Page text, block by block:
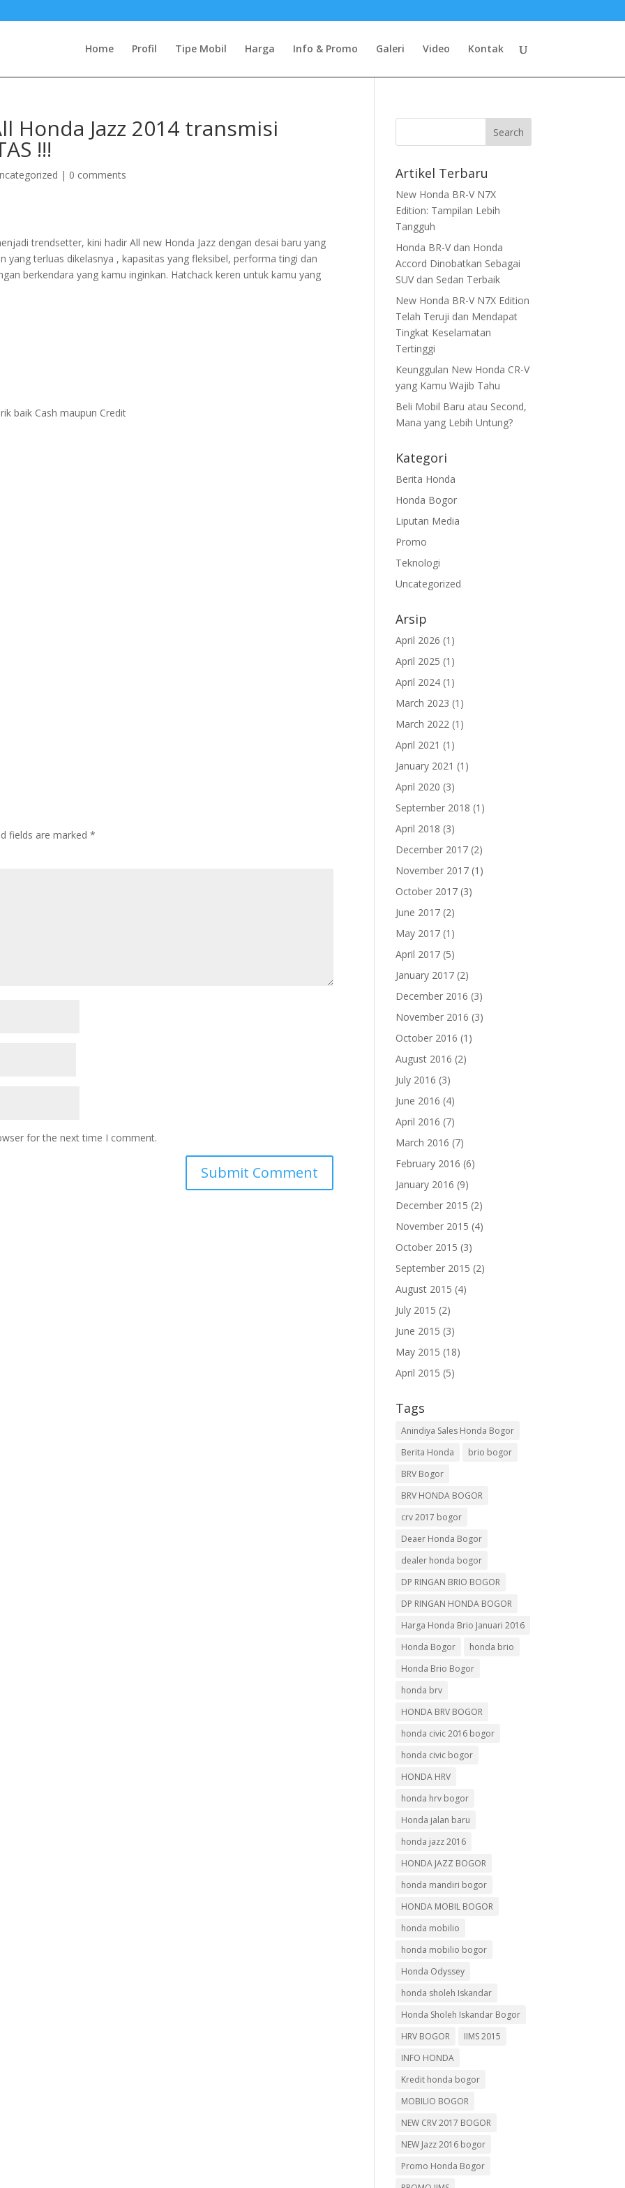
Home Profil Tipe Mobil Harga Info & Promo Galeri Video Kontak
Honda Jazz 2014 transmisi
!!!
| 0 comments
trendsetter, kini hadir All new Honda Jazz dengan desai baru yang
yang terluas dikelasnya , kapasitas yang fleksibel, performa tingi dan
berkendara yang kamu inginkan. Hatchack keren untuk kamu yang
baik Cash maupun Credit
fields are marked*
for the next time I comment.
Artikel Terbaru
New Honda BR-V N7X
Edition: Tampilan Lebih
Tangguh
Honda BR-V dan Honda
Accord Dinobatkan Sebagai
SUV dan Sedan Terbaik
New Honda BR-V N7X Edition
Telah Teruji dan Mendapat
Tingkat Keselamatan
Tertinggi
Keunggulan New Honda CR-V
yang Kamu Wajib Tahu
Beli Mobil Baru atau Second,
Mana yang Lebih Untung?
Kategori
Berita Honda
Honda Bogor
Liputan Media
Promo
Teknologi
Uncategorized
Arsip
April 2026 (1)
April 2025 (1)
April 2024 (1)
March 2023 (1)
March 2022 (1)
April 2021 (1)
January 2021 (1)
April 2020 (3)
September 2018 (1)
April 2018 (3)
December 2017 (2)
November 2017 (1)
October 2017 (3)
June 2017 (2)
May 2017 (1)
April 2017 (5)
January 2017 (2)
December 2016 (3)
November 2016 (3)
October 2016 (1)
August 2016 (2)
July 2016 (3)
June 2016 (4)
April 2016 (7)
March 2016 (7)
February 2016 (6)
January 2016 (9)
December 2015 (2)
November 2015 (4)
October 2015 (3)
September 2015 (2)
August 2015 (4)
July 2015 (2)
June 2015 (3)
May 2015 (18)
April 2015 (5)
Tags
Anindiya Sales Honda Bogor
Berita Honda
brio bogor
BRV Bogor
BRV HONDA BOGOR
crv 2017 bogor
Deaer Honda Bogor
dealer honda bogor
DP RINGAN BRIO BOGOR
DP RINGAN HONDA BOGOR
Harga Honda Brio Januari 2016
Honda Bogor
honda brio
Honda Brio Bogor
honda brv
HONDA BRV BOGOR
honda civic 2016 bogor
honda civic bogor
HONDA HRV
honda hrv bogor
Honda jalan baru
honda jazz 2016
HONDA JAZZ BOGOR
honda mandiri bogor
HONDA MOBIL BOGOR
honda mobilio
honda mobilio bogor
Honda Odyssey
honda sholeh Iskandar
Honda Sholeh Iskandar Bogor
HRV BOGOR
IIMS 2015
INFO HONDA
Kredit honda bogor
MOBILIO BOGOR
NEW CRV 2017 BOGOR
NEW Jazz 2016 bogor
Promo Honda Bogor